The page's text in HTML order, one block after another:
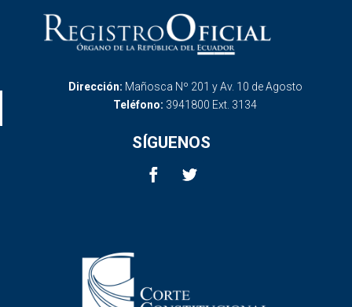
Dirección: Mañosca Nº 201 y Av. 10 de Agosto
Teléfono: 3941800 Ext. 3134
SÍGUENOS